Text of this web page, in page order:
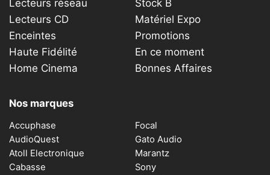
Lecteurs réseau
Lecteurs CD
Enceintes
Haute Fidélité
Home Cinema
Stock B
Matériel Expo
Promotions
En ce moment
Bonnes Affaires
Nos marques
Accuphase
AudioQuest
Atoll Electronique
Cabasse
Focal
Gato Audio
Marantz
Sony